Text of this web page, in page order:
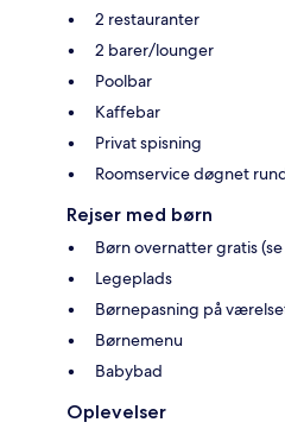
2 restauranter
2 barer/lounger
Poolbar
Kaffebar
Privat spisning
Roomservice døgnet
Rejser med børn
Børn overnatter gratis
Legeplads
Børnepasning på
Børnemenu
Babybad
Oplevelser